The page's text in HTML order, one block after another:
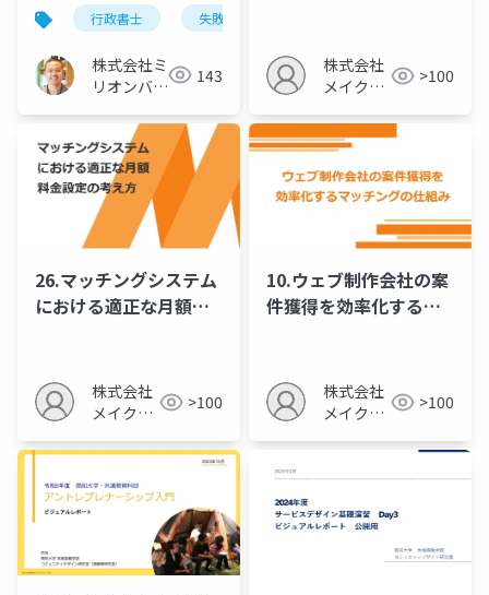
行政書士 失敗
株式会社ミ
リオンバリ
143
株式会社
メイクア
>100
26.マッチングシステム
における適正な月額料
株式会社
メイクア
>100
10.ウェブ制作会社の案
件獲得を効率化するマ
株式会社
メイクア
>100